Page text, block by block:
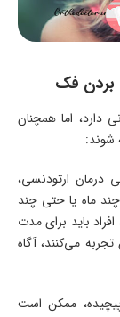
بردن فک
دارد، اما همچنان
شوند:
درمان ارتودنسی،
ماه یا حتی چند
باید برای مدت
می‌کنند، آگاه
پیچیده، ممکن است